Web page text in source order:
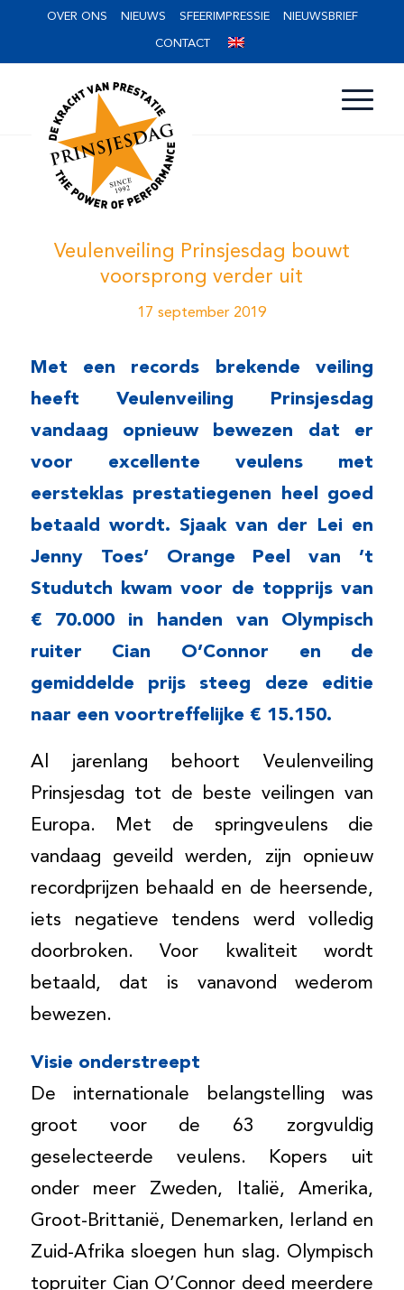
OVER ONS NIEUWS SFEERIMPRESSIE NIEUWSBRIEF
CONTACT
Veulenveiling Prinsjesdag bouwt
voorsprong verder uit
17 september 2019
Met een records brekende veiling
heeft Veulenveiling Prinsjesdag
vandaag opnieuw bewezen dat er
voor excellente veulens met
eersteklas prestatiegenen heel goed
betaald wordt. Sjaak van der Lei en
Jenny Toes’ Orange Peel van ’t
Studutch kwam voor de topprijs van
€ 70.000 in handen van Olympisch
ruiter Cian O’Connor en de
gemiddelde prijs steeg deze editie
naar een voortreffelijke € 15.150.
Al jarenlang behoort Veulenveiling
Prinsjesdag tot de beste veilingen van
Europa. Met de springveulens die
vandaag geveild werden, zijn opnieuw
recordprijzen behaald en de heersende,
iets negatieve tendens werd volledig
doorbroken. Voor kwaliteit wordt
betaald, dat is vanavond wederom
bewezen.
Visie onderstreept
De internationale belangstelling was
groot voor de 63 zorgvuldig
geselecteerde veulens. Kopers uit
onder meer Zweden, Italië, Amerika,
Groot-Brittanië, Denemarken, Ierland en
Zuid-Afrika sloegen hun slag. Olympisch
topruiter Cian O’Connor deed meerdere